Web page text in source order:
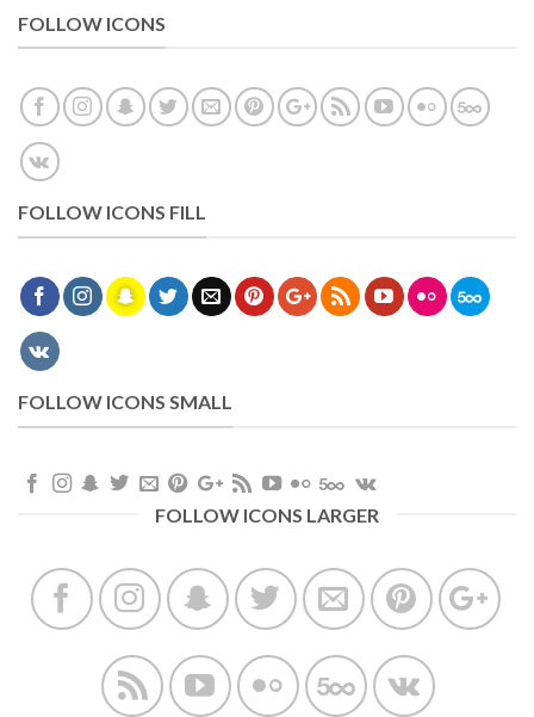
FOLLOW ICONS
FOLLOW ICONS FILL
FOLLOW ICONS SMALL
FOLLOW ICONS LARGER